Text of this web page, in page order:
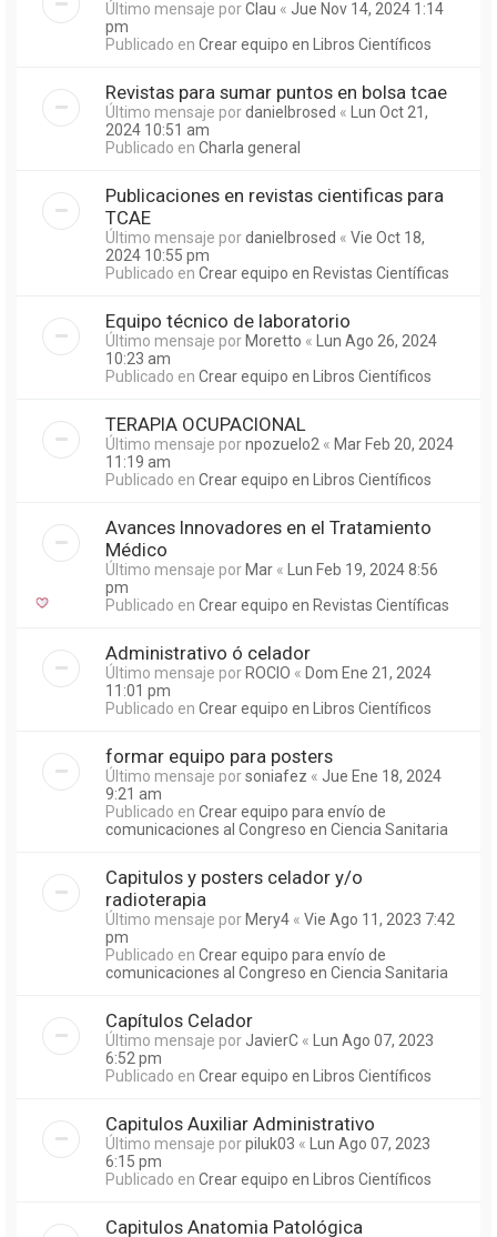
Último mensaje porClau « Jue Nov 14, 2024 1:14
pm
Publicado en Crear equipo en Libros Científicos
Revistas para sumar puntos en bolsa tcae
Último mensaje pordanielbrosed « Lun Oct 21,
2024 10:51 am
Publicado en Charla general
Publicaciones en revistas cientificas para
TCAE
Último mensaje pordanielbrosed « Vie Oct 18,
2024 10:55 pm
Publicado en Crear equipo en Revistas Científicas
Equipo técnico de laboratorio
Último mensaje por Moretto « Lun Ago 26, 2024
10:23 am
Publicado en Crear equipo en Libros Científicos
TERAPIA OCUPACIONAL
Último mensaje pornpozuelo2 « Mar Feb 20, 2024
11:19 am
Publicado en Crear equipo en Libros Científicos
Avances Innovadores en el Tratamiento
Médico
Último mensaje por Mar « Lun Feb 19, 2024 8:56
pm
Publicado en Crear equipo en Revistas Científicas
Administrativo ó celador
Último mensaje por ROCIO « Dom Ene 21, 2024
11:01 pm
Publicado en Crear equipo en Libros Científicos
formar equipo para posters
Último mensaje porsoniafez « Jue Ene 18, 2024
9:21 am
Publicado en Crear equipo para envío de
comunicaciones al Congreso en Ciencia Sanitaria
Capitulos y posters celador y/o
radioterapia
Último mensaje por Mery4 « Vie Ago 11, 2023 7:42
pm
Publicado en Crear equipo para envío de
comunicaciones al Congreso en Ciencia Sanitaria
Capítulos Celador
Último mensaje por JavierC « Lun Ago 07, 2023
6:52 pm
Publicado en Crear equipo en Libros Científicos
Capitulos Auxiliar Administrativo
Último mensaje porpiluk03 « Lun Ago 07, 2023
6:15 pm
Publicado en Crear equipo en Libros Científicos
Capitulos Anatomia Patológica